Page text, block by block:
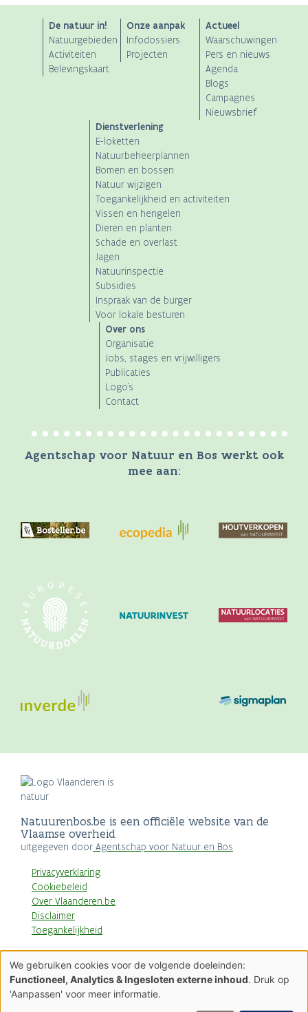
ANB
Main
navigation
De natuur in!
Natuurgebieden
Activiteiten
Belevingskaart
Onze aanpak
Infodossiers
Projecten
Actueel
Waarschuwingen
Pers en nieuws
Agenda
Blogs
Campagnes
Nieuwsbrief
Dienstverlening
E-loketten
Natuurbeheerplannen
Bomen en bossen
Natuur wijzigen
Toegankelijkheid en activiteiten
Vissen en hengelen
Dieren en planten
Schade en overlast
Jagen
Natuurinspectie
Subsidies
Inspraak van de burger
Voor lokale besturen
Over ons
Organisatie
Jobs, stages en vrijwilligers
Publicaties
Logo's
Contact
Agentschap voor Natuur en Bos werkt ook
mee aan:
Natuurenbos.be is een officiële website van de
Vlaamse overheid
uitgegeven door Agentschap voor Natuur en Bos
Privacyverklaring
Cookiebeleid
Over Vlaanderen.be
Disclaimer
Toegankelijkheid
AGENTSCHAP
NATUUR & BOS
Gebruik
van
persoonsgegevens
We gebruiken cookies voor de volgende doeleinden:
Functioneel, Analytics & Ingesloten externe inhoud. Druk op
'Aanpassen' voor meer informatie.